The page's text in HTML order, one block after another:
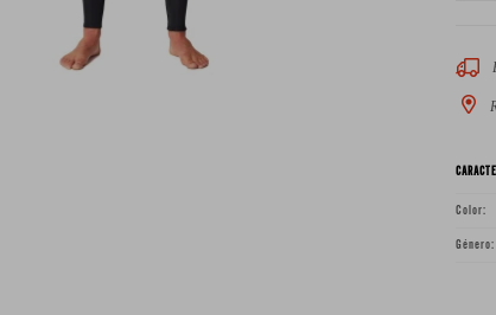
Color
Género